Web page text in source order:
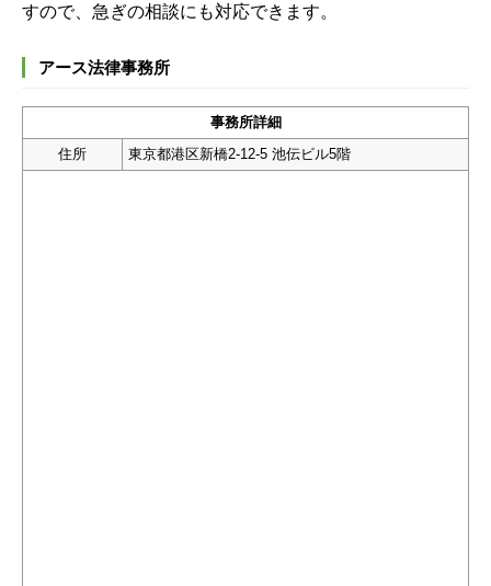
すので、急ぎの相談にも対応できます。
アース法律事務所
事務所詳細
住所
東京都港区新橋2-12-5 池伝ビル5階